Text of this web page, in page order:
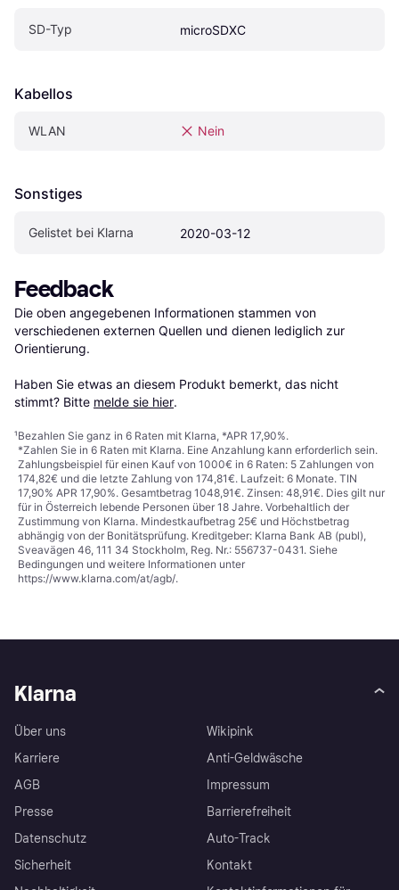
SD-Typ microSDXC
Kabellos
WLAN Nein
Sonstiges
Gelistet bei Klarna 2020-03-12
Feedback
Die oben angegebenen Informationen stammen von
verschiedenen externen Quellen und dienen lediglich zur
Orientierung.
Haben Sie etwas an diesem Produkt bemerkt, das nicht
stimmt? Bitte melde sie hier.
¹Bezahlen Sie ganz in 6 Raten mit Klarna, *APR 17,90%.
*Zahlen Sie in 6 Raten mit Klarna. Eine Anzahlung kann erforderlich sein.
Zahlungsbeispiel für einen Kauf von 1000€ in 6 Raten: 5 Zahlungen von
174,82€ und die letzte Zahlung von 174,81€. Laufzeit: 6 Monate. TIN
17,90% APR 17,90%. Gesamtbetrag 1048,91€. Zinsen: 48,91€. Dies gilt nur
für in Österreich lebende Personen über 18 Jahre. Vorbehaltlich der
Zustimmung von Klarna. Mindestkaufbetrag 25€ und Höchstbetrag
abhängig von der Bonitätsprüfung. Kreditgeber: Klarna Bank AB (publ),
Sveavägen 46, 111 34 Stockholm, Reg. Nr.: 556737-0431. Siehe
Bedingungen und weitere Informationen unter
https://www.klarna.com/at/agb/.
Klarna
Über uns
Karriere
AGB
Presse
Datenschutz
Sicherheit
Wikipink
Anti-Geldwäsche
Impressum
Barrierefreiheit
Auto-Track
Kontakt